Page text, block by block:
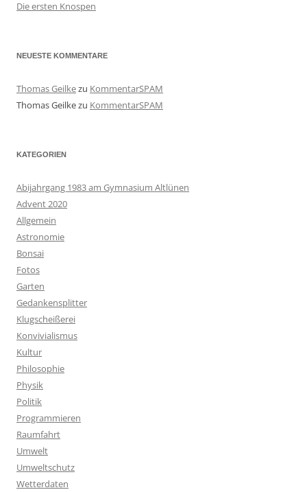
Die ersten Knospen
NEUESTE KOMMENTARE
Thomas Geilkezu KommentarSPAM
Thomas Geilkezu KommentarSPAM
KATEGORIEN
Abijahrgang 1983 am Gymnasium Altlünen
Advent 2020
Allgemein
Astronomie
Bonsai
Fotos
Garten
Gedankensplitter
Klugscheißerei
Konvivialismus
Kultur
Philosophie
Physik
Politik
Programmieren
Raumfahrt
Umwelt
Umweltschutz
Wetterdaten